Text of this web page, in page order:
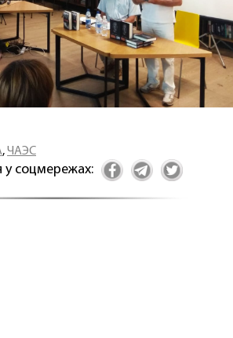
,ЧАЭС
у соцмережах: